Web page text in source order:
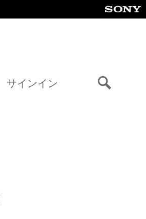
サインイン